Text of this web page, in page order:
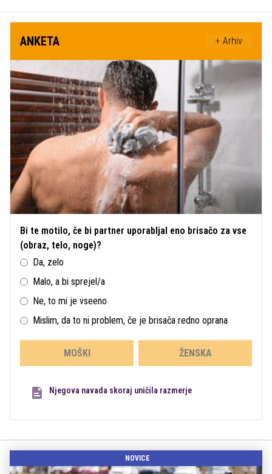
ANKETA + Arhiv
Bi te motilo, če bi partner uporabljal eno brisačo za vse
(obraz, telo, noge)?
Da, zelo
Malo, a bi sprejel/a
Ne, to mi je vseeno
Mislim, da to ni problem, če je brisača redno oprana
MOŠKI ŽENSKA
Njegova navada skoraj uničila razmerje
NOVICE